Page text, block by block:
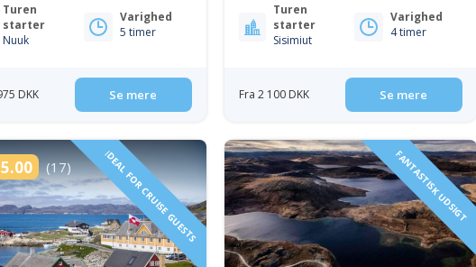
Turen
starter
Nuuk
Varighed
5 timer
DKK Se mere
Turen
starter
Sisimiut
Varighed
4 timer
Fra 2 100 DKK Se mere
5.00 (17) IDEAL FOR CRUISE GUESTS FANTASTISK UDSIGT